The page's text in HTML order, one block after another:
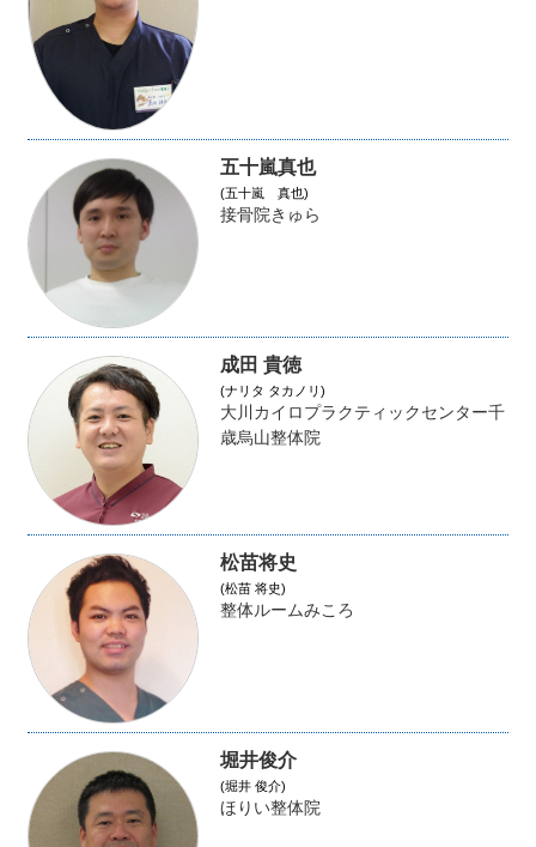
五十嵐真也
(五十嵐 真也)
接骨院きゅら
成田 貴徳
(ナリタ タカノリ)
大川カイロプラクティックセンター千
歳烏山整体院
松苗将史
(松苗 将史)
整体ルームみころ
堀井俊介
(堀井 俊介)
ほりい整体院